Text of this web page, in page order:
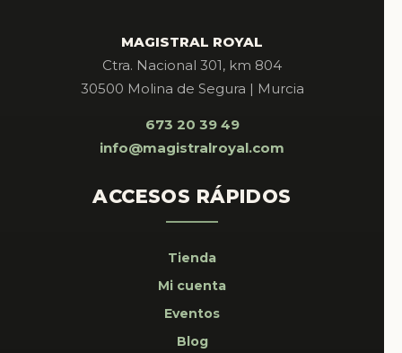
MAGISTRAL ROYAL
Ctra. Nacional 301, km 804
30500 Molina de Segura | Murcia
673 20 39 49
info@magistralroyal.com
ACCESOS RÁPIDOS
Tienda
Mi cuenta
Eventos
Blog